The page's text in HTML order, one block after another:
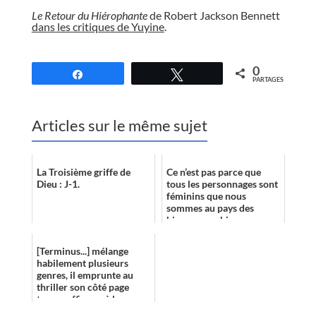
Le Retour du Hiérophantede Robert Jackson Bennett
dans les critiques de Yuyine.
0
PARTAGES
Articles sur le même sujet
La Troisième griffe de
Dieu : J-1.
Ce n’est pas parce que
tous les personnages sont
féminins que nous
sommes au pays des
bisounours, bien au
[Terminus...] mélange
habilement plusieurs
genres, il emprunte au
thriller son côté page
turner efficace, à la